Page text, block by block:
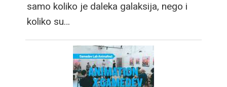
samo koliko je daleka galaksija, nego i
koliko su…